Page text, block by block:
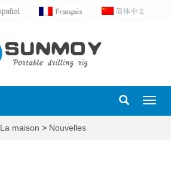
La maison > Nouvelles